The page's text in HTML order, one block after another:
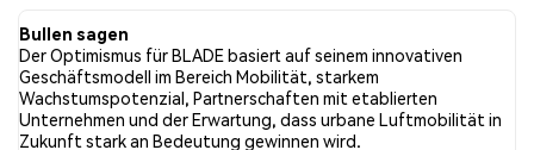
die Stimmung gegenüber BLADE in allen sozialen Medien
Bärisch. Schließlich wurden 0 Nachrichtenartikel über BLADE
veröffentlicht. Auf Twitter hatten 33.33% der Tweets eine
bullishe Stimmung im Vergleich zu 0.00% der Tweets mit einer
bärischen Stimmung über BLADE. 66.67% der Tweets waren
neutral gegenüber BLADE. Diese Stimmungen basieren auf 3
Bullen sagen
Der Optimismus für BLADE basiert auf seinem innovativen
Geschäftsmodell im Bereich Mobilität, starkem
Wachstumspotenzial, Partnerschaften mit etablierten
Unternehmen und der Erwartung, dass urbane Luftmobilität in
Zukunft stark an Bedeutung gewinnen wird.